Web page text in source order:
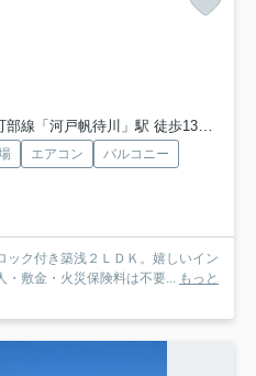
部線「河戸帆待川」駅 徒歩13分
エアコン
バルコニー
ック付き築浅２ＬＤＫ。嬉しいイン
・敷金・火災保険料は不要... もっと